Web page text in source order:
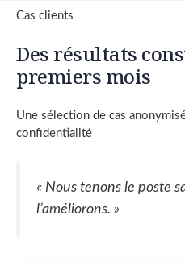
Cas clients
Des résultats
premiers mois
Une sélection de cas
confidentialité
« Nous tenons le poste
l’améliorons. »